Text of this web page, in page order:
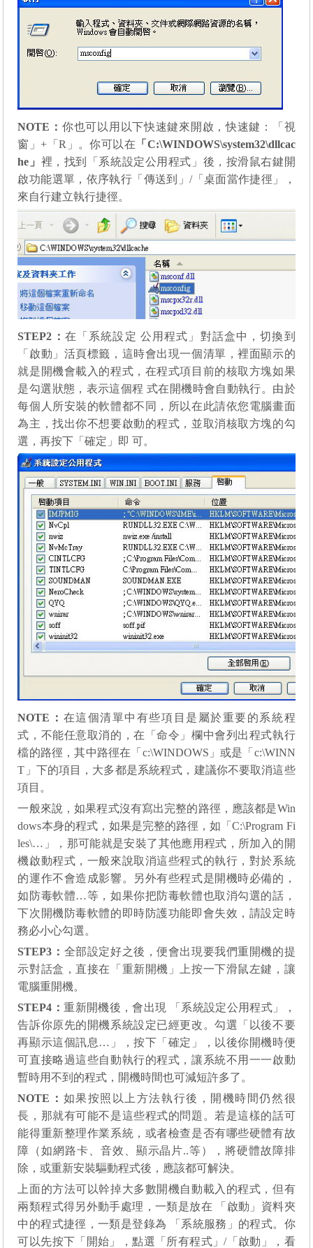
NOTE ： 你也可以用以下快速鍵來開啟，快速鍵：「視
窗」+「R」。你可以在 「C:\WINDOWS\system32\dllcac
he」 裡，找到「系統設定公用程式」後，按滑鼠右鍵開
啟功能選單，依序執行「傳送到」/「桌面當作捷徑」，
來自行建立執行捷徑。
STEP2 ： 在「系統設定 公用程式」對話盒中，切換到
「啟動」活頁標籤，這時會出現一個清單，裡面顯示的
就是開機會載入的程式，在程式項目前的核取方塊如果
是勾選狀態，表示這個程 式在開機時會自動執行。由於
每個人所安裝的軟體都不同，所以在此請依您電腦畫面
為主，找出你不想要啟動的程式，並取消核取方塊的勾
選，再按下「確定」即 可。
NOTE ： 在這個清單中有些項目是屬於重要的系統程
式，不能任意取消的，在「命令」欄中會列出程式執行
檔的路徑，其中路徑在「 c:\WINDOWS 」或是「 c:\WINN
T 」下的項目，大多都是系統程式，建議你不要取消這些
項目。
一般來說，如果程式沒有寫出完整的路徑，應該都是Win
dows本身的程式，如果是完整的路徑，如「C:\Program Fi
les\… 」，那可能就是安裝了其他應用程式，所加入的開
機啟動程式，一般來說取消這些程式的執行，對於系統
的運作不會造成影響。另外有些程式是開機時必備的，
如防毒軟體…等，如果你把防毒軟體也取消勾選的話，
下次開機防毒軟體的即時防護功能即會失效，請設定時
務必小心勾選。
STEP3 ： 全部設定好之後，便會出現要我們重開機的提
示對話盒，直接在
「 重新開機 」
上按一下滑鼠左鍵，讓
電腦重開機。
STEP4 ：重新開機後，會出現 「系統設定公用程式」，
告訴你原先的 開機系統設定已經更改。勾選「以後不要
再顯示這個訊息…」，按下「確定」， 以後你開機時便
可直接略過這些自動執行的程式，讓系統不用一一啟動
暫時用不到的程式，開機時間也可減短許多了。
NOTE ： 如果按照以上方法執行後，開機時間仍然很
長，那就有可能不是這些程式的問題。若是這樣的話可
能得重新整理作業系統，或者檢查是否有哪些硬體有故
障（如網路卡、音效、顯示晶片..等），將硬體故障排
除，或重新安裝驅動程式後，應該都可解決。
上面的方法可以幹掉大多數開機自動載入的程式，但有
兩類程式得另外動手處理，一類是放在 「啟動」資料夾
中的程式捷徑，一類是登錄為 「系統服務」的程式。你
可以先按下「開始」，點選「所有程式」/「啟動」，看